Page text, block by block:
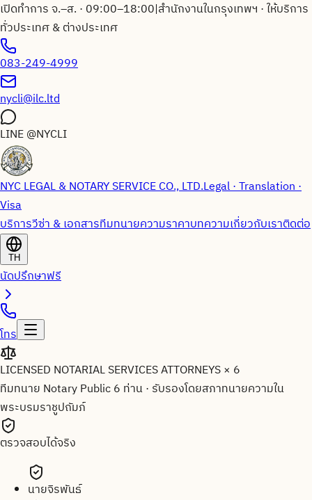
เปิดทำการ จ.–ส. · 09:00–18:00|สำนักงานในกรุงเทพฯ · ให้บริการ
ทั่วประเทศ & ต่างประเทศ
083-249-4999
nycli@ilc.ltd
LINE@NYCLI
NYC LEGAL & NOTARY SERVICE CO., LTD.Legal · Translation ·
Visa
บริการวีซ่า & เอกสารทีมทนายความราคาบทความเกี่ยวกับเราติดต่อ
TH
นัดปรึกษาฟรี
โทร
LICENSED NOTARIAL SERVICES ATTORNEYS × 6
ทีมทนาย Notary Public 6 ท่าน· รับรองโดยสภาทนายความใน
พระบรมราชูปถัมภ์
ตรวจสอบได้จริง
นายจิรพันธ์